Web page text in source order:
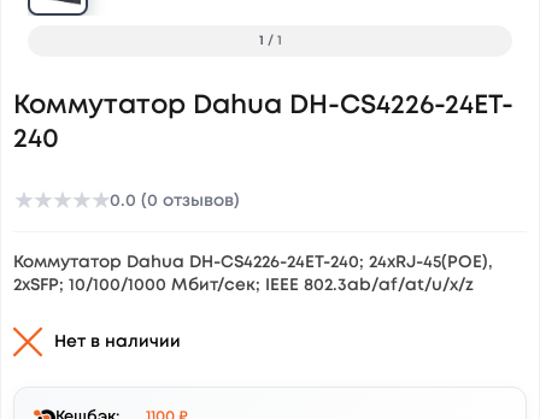
1 / 1
Коммутатор Dahua DH-CS4226-24ET-
240
★★★★★0.0 (0 отзывов)
Коммутатор Dahua DH-CS4226-24ET-240; 24xRJ-45(POE),
2xSFP; 10/100/1000 Мбит/сек; IEEE 802.3ab/af/at/u/x/z
Нет в наличии